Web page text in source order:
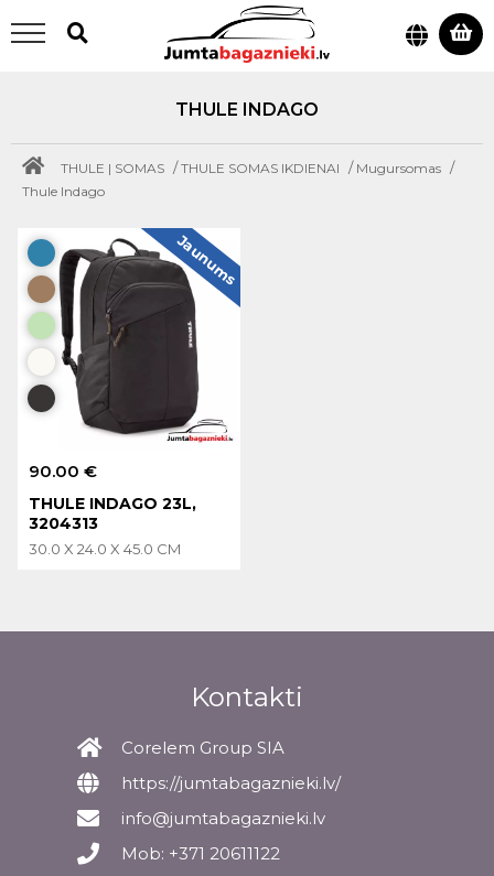
THULE INDAGO
THULE | SOMAS /THULE SOMAS IKDIENAI / Mugursomas /
Thule Indago
90.00 €
THULE INDAGO 23L,
3204313
30.0 X 24.0 X 45.0 CM
Jaunums
Kontakti
Corelem Group SIA
https://jumtabagaznieki.lv/
info@jumtabagaznieki.lv
Mob: +371 20611122